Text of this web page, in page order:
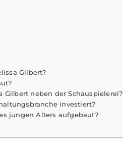
Gilbert?
neben der Schauspielerei?
investiert?
jungen Alters aufgebaut?